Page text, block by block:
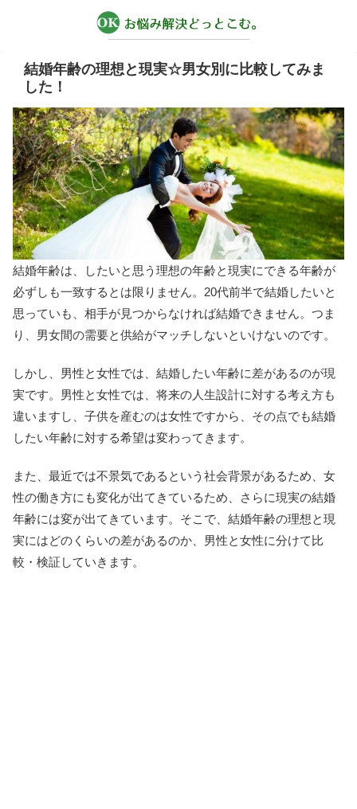
結婚年齢の理想と現実☆男女別に比較してみま
した！
結婚年齢は、したいと思う理想の年齢と現実にできる年齢が
必ずしも一致するとは限りません。20代前半で結婚したいと
思っていも、相手が見つからなければ結婚できません。つま
り、男女間の需要と供給がマッチしないといけないのです。
しかし、男性と女性では、結婚したい年齢に差があるのが現
実です。男性と女性では、将来の人生設計に対する考え方も
違いますし、子供を産むのは女性ですから、その点でも結婚
したい年齢に対する希望は変わってきます。
また、最近では不景気であるという社会背景があるため、女
性の働き方にも変化が出てきているため、さらに現実の結婚
年齢には変が出てきています。そこで、結婚年齢の理想と現
実にはどのくらいの差があるのか、男性と女性に分けて比
較・検証していきます。